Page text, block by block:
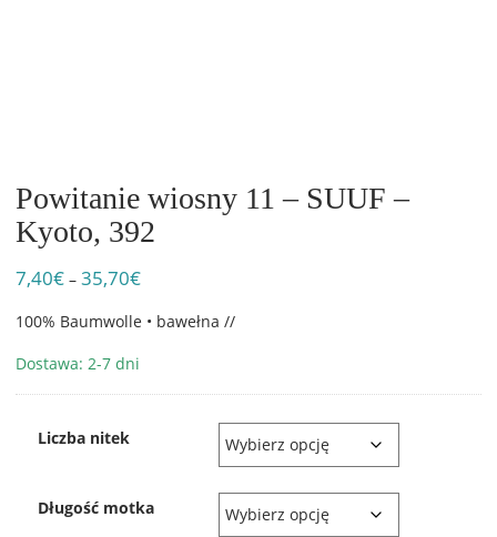
Powitanie wiosny 11 – SUUF –
Kyoto, 392
7,40€ – 35,70€Zakres
od
35,70€
100% Baumwolle • bawełna //
Dostawa: 2-7 dni
Liczba nitek
Długość motka